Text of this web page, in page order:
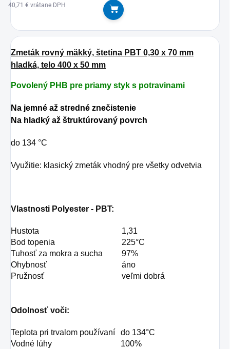
40,71 € vrátane DPH
Do košíka
Zmeták rovný mäkký, štetina PBT 0,30 x 70 mm
hladká, telo 400 x 50 mm
Povolený PHB pre priamy styk s potravinami
Na jemné až stredné znečistenie
Na hladký až štruktúrovaný povrch
do 134 °C
Využitie: klasický zmeták vhodný pre všetky odvetvia
Vlastnosti Polyester - PBT:
Hustota
1,31
Bod topenia
225°C
Tuhosť za mokra a sucha
97%
Ohybnosť
áno
Pružnosť
veľmi dobrá
Odolnosť voči:
Teplota pri trvalom používaní
do 134°C
Vodné lúhy
100%